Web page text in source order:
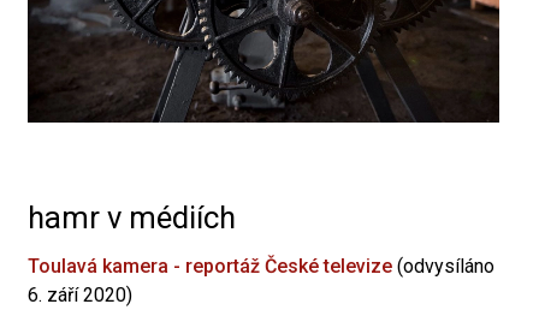
hamr v médiích
Toulavá kamera - reportáž České televize (odvysíláno
6. září 2020)